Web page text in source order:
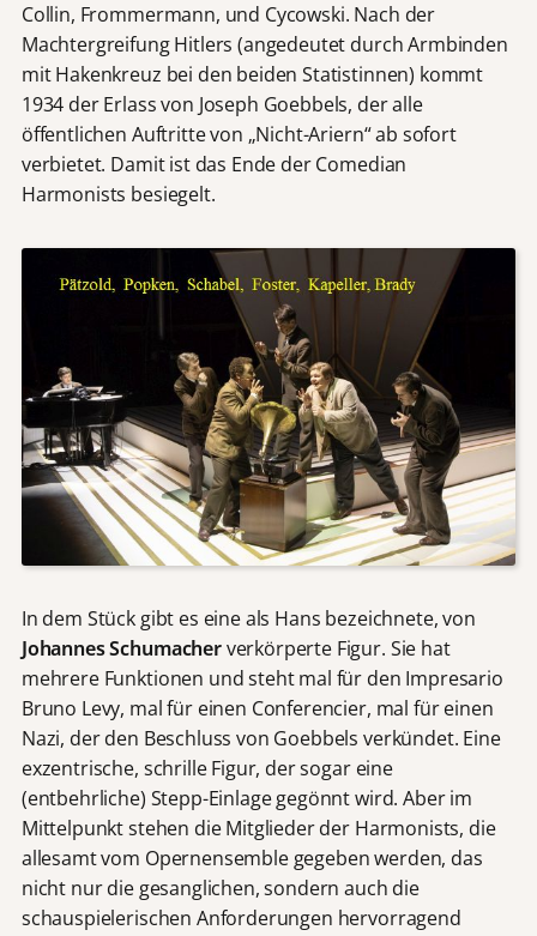
Collin, Frommermann, und Cycowski. Nach der
Machtergreifung Hitlers (angedeutet durch Armbinden
mit Hakenkreuz bei den beiden Statistinnen) kommt
1934 der Erlass von Joseph Goebbels, der alle
öffentlichen Auftritte von „Nicht-Ariern“ ab sofort
verbietet. Damit ist das Ende der Comedian
Harmonists besiegelt.
In dem Stück gibt es eine als Hans bezeichnete, von
Johannes Schumacherverkörperte Figur. Sie hat
mehrere Funktionen und steht mal für den Impresario
Bruno Levy, mal für einen Conferencier, mal für einen
Nazi, der den Beschluss von Goebbels verkündet. Eine
exzentrische, schrille Figur, der sogar eine
(entbehrliche) Stepp-Einlage gegönnt wird. Aber im
Mittelpunkt stehen die Mitglieder der Harmonists, die
allesamt vom Opernensemble gegeben werden, das
nicht nur die gesanglichen, sondern auch die
schauspielerischen Anforderungen hervorragend